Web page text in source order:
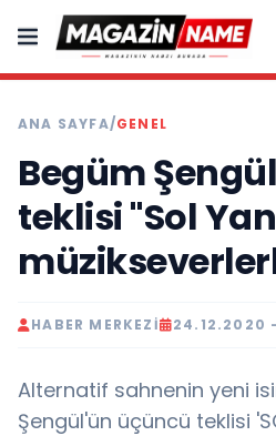
ANA SAYFA/GENEL
Begüm
teklisi "Sol
HABER MERKEZI 24.12.2020
Alternatif sahnenin yeni
Şengül'ün üçüncü teklisi